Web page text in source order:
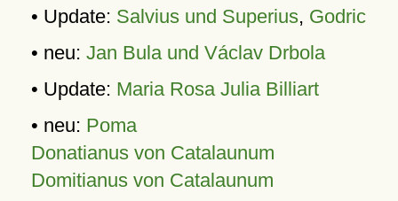
• Update: Salvius und Superius, Godric
• neu: Jan Bula und Václav Drbola
• Update: Maria Rosa Julia Billiart
• neu: Poma
Donatianus von Catalaunum
Domitianus von Catalaunum